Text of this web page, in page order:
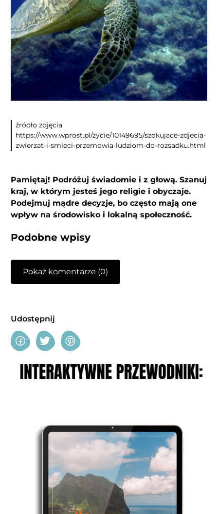
źródło zdjęcia
https://www.wprost.pl/zycie/10149695/szokujace-zdjecia-
zwierzat-i-smieci-przemowia-ludziom-do-rozsadku.html
Pamiętaj! Podróżuj świadomie i z głową. Szanuj
kraj, w którym jesteś jego religie i obyczaje.
Podejmuj mądre decyzje, bo często mają one
wpływ na środowisko i lokalną społeczność.
Podobne wpisy
Pokaż komentarze (0)
Udostępnij